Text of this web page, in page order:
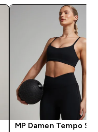
MP Damen Tempo